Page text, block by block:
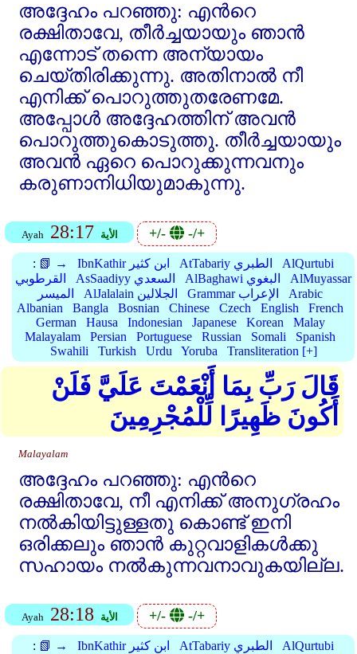
അദ്ദേഹം പറഞ്ഞു: എന്‍റെ
രക്ഷിതാവേ, തീര്‍ച്ചയായും ഞാന്‍
എന്നോട്‌ തന്നെ അന്യായം
ചെയ്തിരിക്കുന്നു. അതിനാല്‍ നീ
എനിക്ക്‌ പൊറുത്തുതരേണമേ.
അപ്പോള്‍ അദ്ദേഹത്തിന്‌ അവന്‍
പൊറുത്തുകൊടുത്തു. തീര്‍ച്ചയായും
അവന്‍ ഏറെ പൊറുക്കുന്നവനും
കരുണാനിധിയുമാകുന്നു.
Ayah 28:17 الأية +/- -/+
: 📗 → IbnKathir ابن كثير AtTabariy الطبري
AlQurtubi
القرطوبي
AsSaadiyy السعدي AlBaghawi البغوي
AlMuyassar
الميسر
AlJalalain الجلالين Grammar الإعراب
Arabic
Albanian
Bangla Bosnian Chinese Czech English
French
German
Hausa Indonesian Japanese Korean
Malay
Malayalam
Persian Portuguese Russian Somali
Spanish
Swahili
Turkish Urdu Yoruba Transliteration [+]
قَالَ رَبِّ بِمَا أَنْعَمْتَ عَلَيَّ فَلَنْ
أَكُونَ ظَهِيرًا لِّلْمُجْرِمِينَ
Malayalam
അദ്ദേഹം പറഞ്ഞു: എന്‍റെ
രക്ഷിതാവേ, നീ എനിക്ക്‌ അനുഗ്രഹം
നല്‍കിയിട്ടുള്ളതു കൊണ്ട്‌ ഇനി
ഒരിക്കലും ഞാന്‍ കുറ്റവാളികള്‍ക്കു
സഹായം നല്‍കുന്നവനാവുകയില്ല.
Ayah 28:18 الأية +/- -/+
: 📗 → IbnKathir ابن كثير AtTabariy الطبري AlQurtubi